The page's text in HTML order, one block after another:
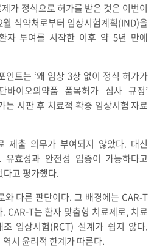
가 정식으로 허가를 받은 것은 이번이
식약처로부터 임상시험계획(IND)을
자 투여를 시작한 이후 약 5년 만에
인트는 ‘왜 임상 3상 없이 정식 허가가
바이오의약품 품목허가 심사 규정’
는 시판 후 치료적 확증 임상시험 자료
제출 의무가 부여되지 않았다. 대신
유효성과 안전성 입증이 가능하다고
다고 평가했다.
와 다른 판단이다. 그 배경에는 CAR-T
CAR-T는 환자 맞춤형 치료제로, 치료
임상시험(RCT) 설계가 쉽지 않다.
시 윤리적 한계가 따른다.